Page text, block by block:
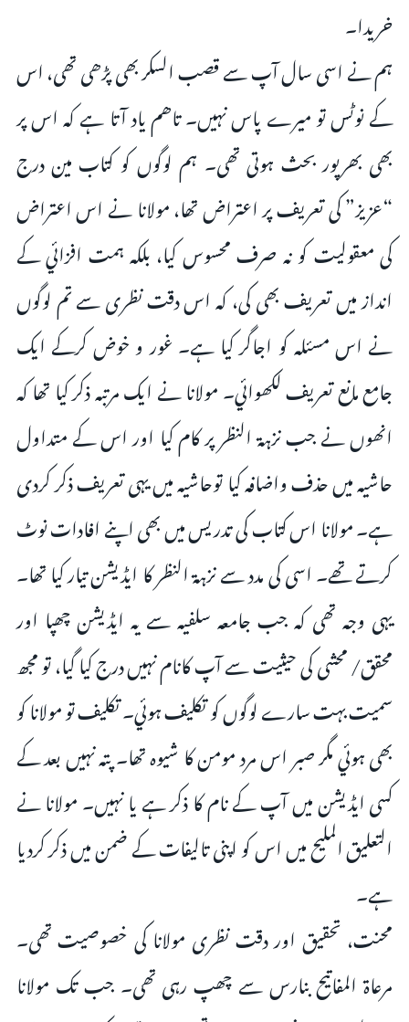
خریدا۔
ہم نے اسی سال آپ سے قصب السکر بھی پڑھی تھی، اس
کے نوٹس تو میرے پاس نہیں۔ تاھم یاد آتا ہے کہ اس پر
بھی بھرپور بحث ہوتی تھی۔ ہم لوگوں کو کتاب مین درج
“عزیز” کی تعریف پر اعتراض تھا، مولانا نے اس اعتراض
کی معقولیت کو نہ صرف محسوس کیا، بلکہ ہمت افزائي کے
انداز میں تعریف بھی کی، کہ اس دقت نظری سے تم لوگوں
نے اس مسئلہ کو اجاگر کیا ہے۔ غور و خوض کرکے ایک
جامع مانع تعریف لکھوائي۔ مولانا نے ایک مرتبہ ذکر کیا تھا کہ
انھوں نے جب نزہة النظر پر کام کیا اور اس کے متداول
حاشیہ میں حذف واضافہ کیا توحاشیہ میں یہی تعریف ذکر کردی
ہے۔ مولانا اس کتاب کی تدریس میں بھی اپنے افادات نوٹ
کرتے تھے۔ اسی کی مدد سے نزہة النظر کا ایڈیشن تیار کیا تھا۔
یہی وجہ تھی کہ جب جامعہ سلفیہ سے یہ ایڈیشن چھپا اور
محقق/ محشی کی حیثیت سے آپ کانام نہیں درج کیا گیا، تو مجھ
سمیت بہت سارے لوگوں کو تکلیف ہوئي۔ تکلیف تو مولانا کو
بھی ہوئي مگر صبر اس مرد مومن کا شیوہ تھا۔ پتہ نہیں بعد کے
کسی ایڈیشن میں آپ کے نام کا ذکر ہے یا نہیں۔ مولانا نے
التعلیق الملیح میں اس کو اپنی تالیفات کے ضمن میں ذکر کردیا
ہے۔
محنت، تحقیق اور دقت نظری مولانا کی خصوصیت تھی۔
مرعاة المفاتيح بنارس سے چھپ رہی تھی۔ جب تک مولانا